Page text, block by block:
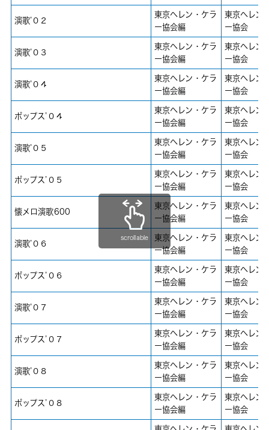
演歌’０２
東京ヘレン・ケラ
ー協会編
東京ヘレン
ー協会
演歌’０３
東京ヘレン・ケラ
ー協会編
東京ヘレン
ー協会
演歌’０４
東京ヘレン・ケラ
ー協会編
東京ヘレン
ー協会
ポップス’０４
東京ヘレン・ケラ
ー協会編
東京ヘレン
ー協会
演歌’０５
東京ヘレン・ケラ
ー協会編
東京ヘレン
ー協会
ポップス’０５
東京ヘレン・ケラ
ー協会編
東京ヘレン
ー協会
懐メロ演歌600
東京ヘレン・ケラ
ー協会編
東京ヘレン
ー協会
演歌’０６
東京ヘレン・ケラ
ー協会編
東京ヘレン
ー協会
ポップス’０６
東京ヘレン・ケラ
ー協会編
東京ヘレン
ー協会
演歌’０７
東京ヘレン・ケラ
ー協会編
東京ヘレン
ー協会
ポップス’０７
東京ヘレン・ケラ
ー協会編
東京ヘレン
ー協会
演歌’０８
東京ヘレン・ケラ
ー協会編
東京ヘレン
ー協会
ポップス’０８
東京ヘレン・ケラ
ー協会編
東京ヘレン
ー協会
scrollable